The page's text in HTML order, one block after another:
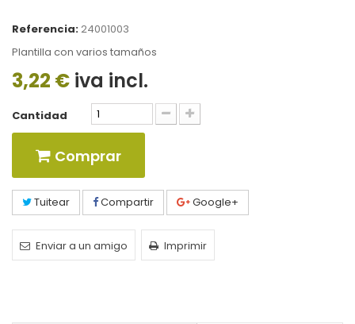
Referencia:24001003
Plantilla con varios tamaños
3,22 € iva incl.
Cantidad
Comprar
Tuitear Compartir Google+
Enviar a un amigo Imprimir